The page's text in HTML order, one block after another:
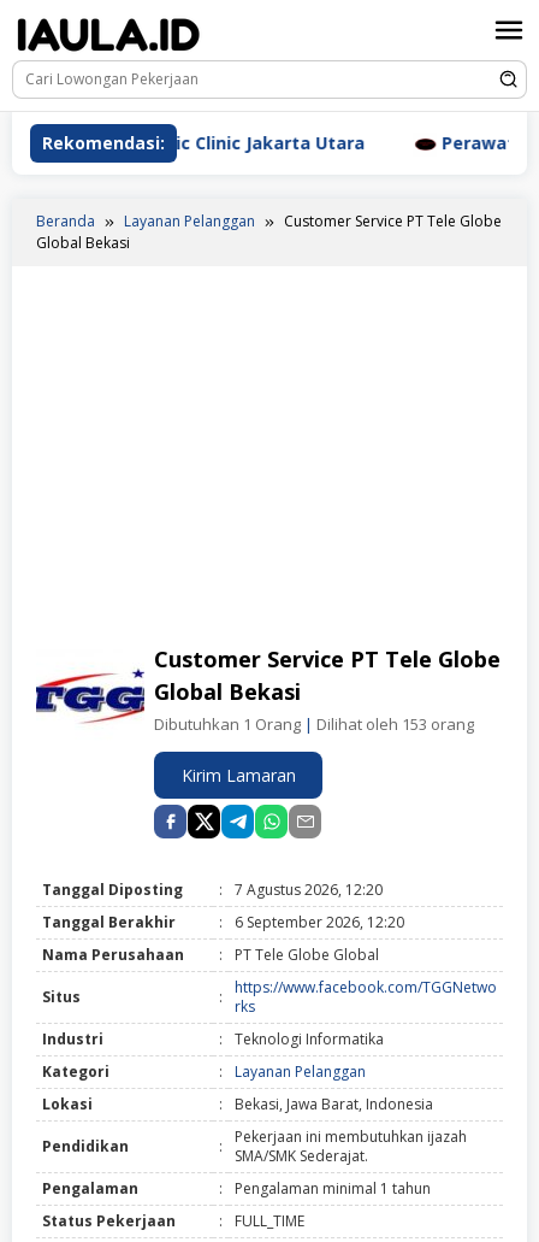
konten
Rekomendasi:
Aesthetic Clinic Jakarta Utara Perawat Dr.
Beranda Layanan Pelanggan
Customer Service PT Tele Globe
Global Bekasi
Customer Service PT Tele Globe
Global Bekasi
Dibutuhkan 1 Orang | Dilihat oleh 153 orang
Kirim Lamaran
Tanggal Diposting :
7 Agustus 2026, 12:20
Tanggal Berakhir
:
6 September 2026, 12:20
Nama Perusahaan
: PT Tele Globe Global
Situs :
https://www.facebook.com/TGGNetwo
rks
Industri
:
Teknologi Informatika
Kategori
:
Layanan Pelanggan
Lokasi
: Bekasi, Jawa Barat, Indonesia
Pendidikan :
Pekerjaan ini membutuhkan ijazah
SMA/SMK Sederajat.
Pengalaman
:
Pengalaman minimal 1 tahun
Status Pekerjaan
:
FULL_TIME